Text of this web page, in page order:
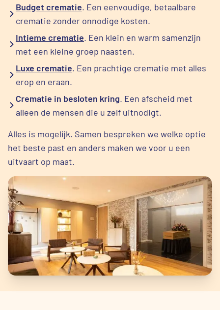
Budget crematie. Een eenvoudige, betaalbare
crematie zonder onnodige kosten.
Intieme crematie. Een klein en warm samenzijn
met een kleine groep naasten.
Luxe crematie. Een prachtige crematie met alles
erop en eraan.
Crematie in besloten kring. Een afscheid met
alleen de mensen die u zelf uitnodigt.
Alles is mogelijk. Samen bespreken we welke optie
het beste past en anders maken we voor u een
uitvaart op maat.